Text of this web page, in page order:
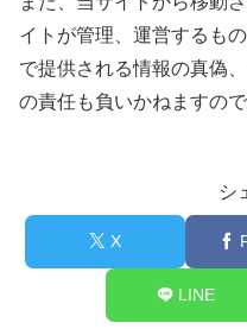
イトが管理、運営するも
で提供される情報の真偽
の責任も負いかねますの
シ
X
LINE